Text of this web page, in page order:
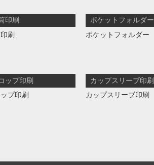
印刷
刷
ポケットフォルダー
ポケットフォルダー
ップ印刷
プ印刷
カップスリーブ印刷
カップスリーブ印刷